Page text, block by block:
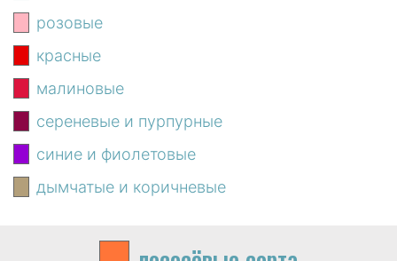
розовые
красные
малиновые
сереневые и пурпурные
синие и фиолетовые
дымчатые и коричневые